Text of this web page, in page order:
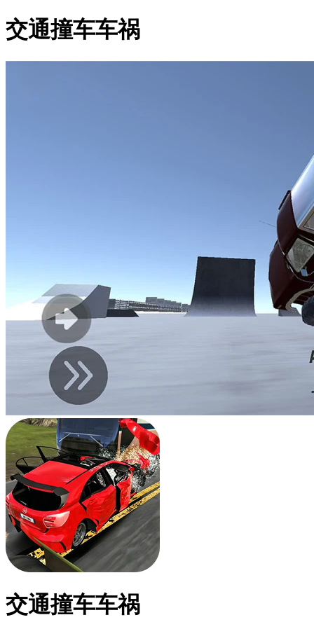
交通撞车车祸
交通撞车车祸